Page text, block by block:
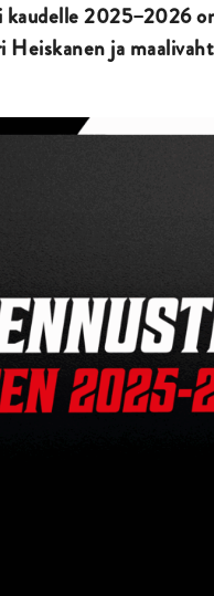
2025–2026
Heiskanen ja